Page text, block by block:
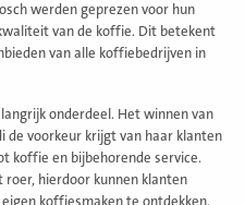
werden geprezen voor hun
van de koffie. Dit betekent
van alle koffiebedrijven in
onderdeel. Het winnen van
de voorkeur krijgt van haar klanten
koffie en bijbehorende service.
roer, hierdoor kunnen klanten
koffiesmaken te ontdekken.